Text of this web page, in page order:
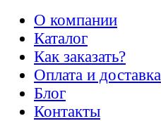
О компании
Каталог
Как заказать?
Оплата и доставка
Блог
Контакты